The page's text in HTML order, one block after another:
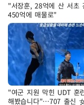
"서장훈, 28억에 산 서초
450억에 매물로"
"여군 지원 막힌 UDT 훈
해봤습니다"…707 출신